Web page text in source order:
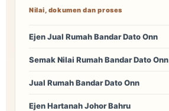
Nilai, dokumen dan proses
Ejen Jual Rumah Bandar Dato Onn
Semak Nilai Rumah Bandar Dato Onn
Jual Rumah Bandar Dato Onn
Ejen Hartanah Johor Bahru